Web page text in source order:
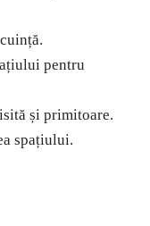
pentru
și primitoare.
spațiului.